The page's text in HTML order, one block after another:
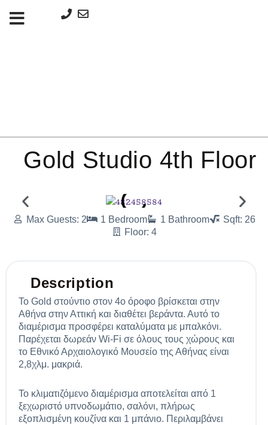
στο
Gold Studio 4th Floor
Max Guests: 2 1 Bedroom 1 Bathroom
Sqft: 26
Floor: 4
Description
Το Gold στούντιο στον 4ο όροφο βρίσκεται στην
Αθήνα στην Αττική και διαθέτει βεράντα. Αυτό το
διαμέρισμα προσφέρει καταλύματα με μπαλκόνι.
Παρέχεται δωρεάν Wi-Fi σε όλους τους χώρους και
το Εθνικό Αρχαιολογικό Μουσείο της Αθήνας είναι
2,8χλμ. μακριά.
Το κλιματιζόμενο διαμέρισμα αποτελείται από 1
ξεχωριστό υπνοδωμάτιο, σαλόνι, πλήρως
εξοπλισμένη κουζίνα και 1 μπάνιο. Περιλαμβάνει